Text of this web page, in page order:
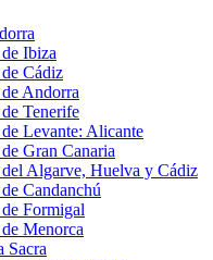
Ibiza
Cádiz
Andorra
Tenerife
Levante: Alicante
Gran Canaria
Algarve, Huelva y Cádiz
Candanchú
Formigal
Menorca
Sacra